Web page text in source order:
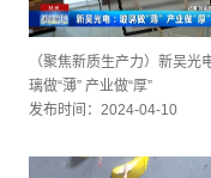
（聚焦新质生产力）新吴光
璃做“薄” 产业做“厚”
发布时间：2024-04-10